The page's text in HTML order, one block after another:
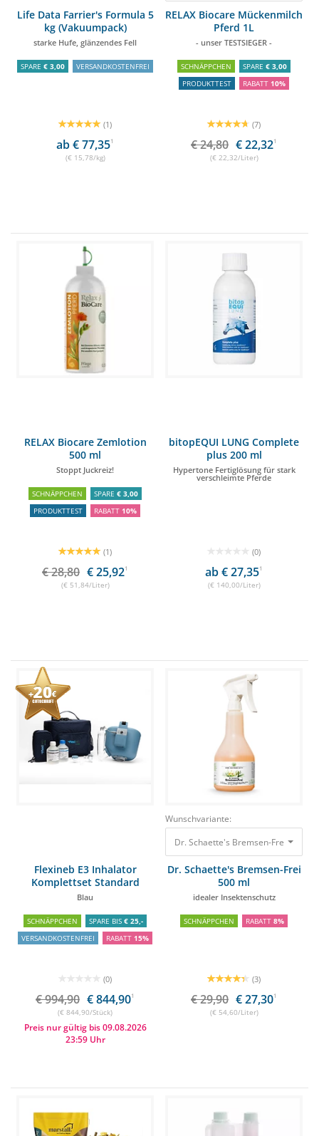
Life Data Farrier's Formula 5
kg (Vakuumpack)
starke Hufe, glänzendes Fell
SPARE € 3,00 VERSANDKOSTENFREI
(1)
ab € 77,351
(€ 15,78/kg)
RELAX Biocare Mückenmilch
Pferd 1L
- unser TESTSIEGER -
SCHNÄPPCHEN SPARE € 3,00
PRODUKTTEST
RABATT 10%
(7)
€ 24,80 € 22,321
(€ 22,32/Liter)
RELAX Biocare Zemlotion
500 ml
Stoppt Juckreiz!
SCHNÄPPCHEN SPARE € 3,00
PRODUKTTEST
RABATT 10%
(1)
€ 28,80 € 25,921
(€ 51,84/Liter)
bitopEQUI LUNG Complete
plus 200 ml
Hypertone Fertiglösung für stark
verschleimte Pferde
(0)
ab € 27,351
(€ 140,00/Liter)
Flexineb E3 Inhalator
Komplettset Standard
Blau
SCHNÄPPCHEN SPARE BIS € 25,-
VERSANDKOSTENFREI
RABATT 15%
(0)
€ 994,90 € 844,901
(€ 844,90/Stück)
Preis nur gültig bis 09.08.2026
23:59 Uhr
Wunschvariante:
Dr. Schaette's Bremsen-Frei 500
Dr. Schaette's Bremsen-Frei
500 ml
idealer Insektenschutz
SCHNÄPPCHEN RABATT 8%
(3)
€ 29,90 € 27,301
(€ 54,60/Liter)